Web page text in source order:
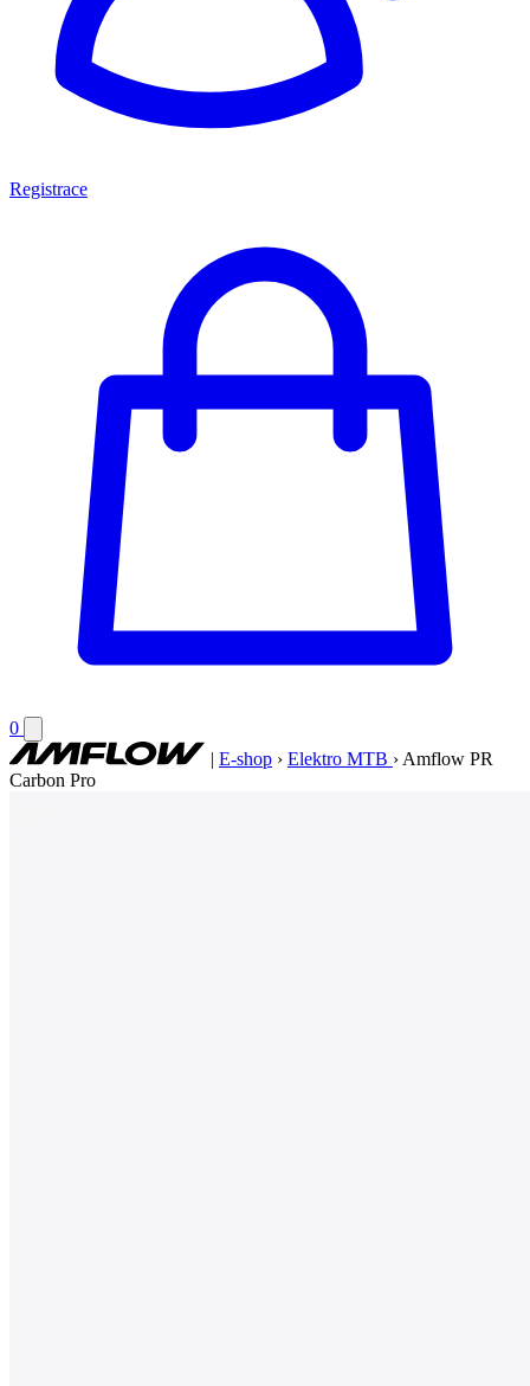
Registrace
0
| E-shop › Elektro MTB › Amflow PR
Carbon Pro